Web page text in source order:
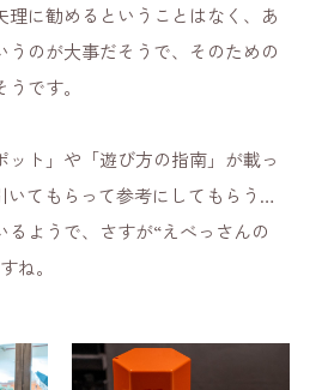
理に勧めるということはなく、あ
うのが大事だそうで、そのための
です。
ット」や「遊び方の指南」が載っ
いてもらって参考にしてもらう…
るようで、さすが“えべっさんの
ね。